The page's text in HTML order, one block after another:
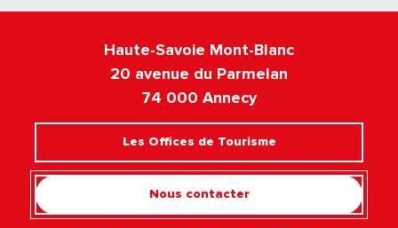
Haute-Savoie Mont-Blanc
20 avenue du Parmelan
74 000 Annecy
Les Offices de Tourisme
Nous contacter